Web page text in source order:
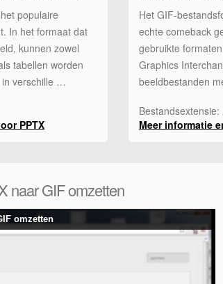
populaire
In het formaat dat
kunnen zowel
tabellen worden
in verschille …
PPTX
Het GIF-
echte comeback
gebruikte
Graphics
beeldbestanden
Bestandsextensie:
Meer informatie
naar GIF omzetten
omzetten